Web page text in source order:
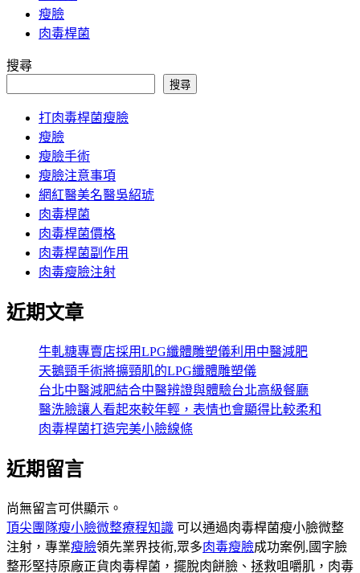
瘦臉
肉毒桿菌
搜尋
搜尋
打肉毒桿菌瘦臉
瘦臉
瘦臉手術
瘦臉注意事項
網紅醫美名醫吳紹琥
肉毒桿菌
肉毒桿菌價格
肉毒桿菌副作用
肉毒瘦臉注射
近期文章
牛軋糖專賣店採用LPG纖體雕塑儀利用中醫減肥
天鵝頸手術將擴頸肌的LPG纖體雕塑儀
台北中醫減肥結合中醫辨證與體驗台北高級餐廳
醫洗臉讓人看起來較年輕，表情也會顯得比較柔和
肉毒桿菌打造完美小臉線條
近期留言
尚無留言可供顯示。
頂尖團隊瘦小臉微整療程知識 可以通過肉毒桿菌瘦小臉微整
注射，專業瘦臉領先業界技術,眾多肉毒瘦臉成功案例,國字臉
整形堅持原廠正貨肉毒桿菌，擺脫肉餅臉、拯救咀嚼肌，肉毒